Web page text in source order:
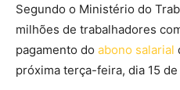
Segundo o Ministério do
milhões de trabalhadores
pagamento do abono salarial
próxima terça-feira, dia 15